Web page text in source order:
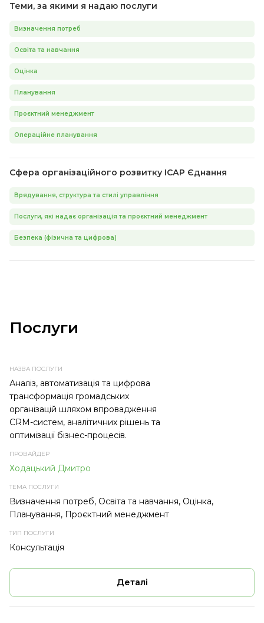
Теми, за якими я надаю послуги
Визначення потреб
Освіта та навчання
Оцінка
Планування
Проєктний менеджмент
Операційне планування
Сфера організаційного розвитку ІСАР Єднання
Врядування, структура та стилі управління
Послуги, які надає організація та проєктний менеджмент
Безпека (фізична та цифрова)
Послуги
НАЗВА ПРОВАЙДЕР
Аналіз, автоматизація та цифрова
трансформація громадських
організацій шляхом впровадження
CRM-систем, аналітичних рішень та
оптимізації бізнес-процесів.
Ходацький Дмитро
Визначення потреб, Освіта та навчання, Оцінка,
Планування, Проєктний менеджмент
Консультація
Деталі